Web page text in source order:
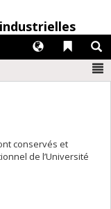
Liens
Langues
conservés et
de l’Université